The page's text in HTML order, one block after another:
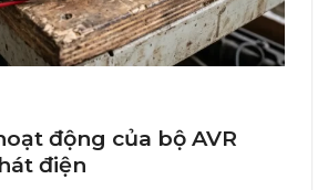
động của bộ AVR
điện